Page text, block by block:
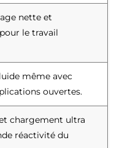
nette et
le travail
même avec
ouvertes.
chargement ultra
réactivité du